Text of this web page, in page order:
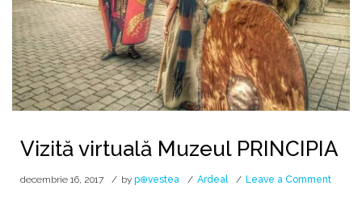
Vizită virtuală Muzeul PRINCIPIA
decembrie 16, 2017 by p⊕vestea Ardeal Leave a Commenton